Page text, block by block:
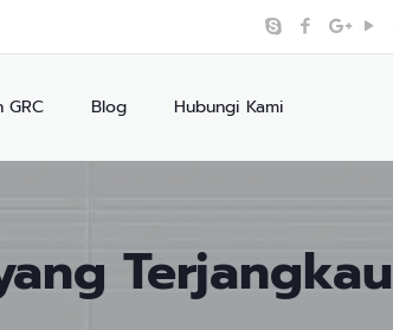
GRC Blog Hubungi Kami
Terjangkau